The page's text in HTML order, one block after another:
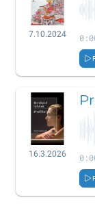
7.10.2024
16.3.2026